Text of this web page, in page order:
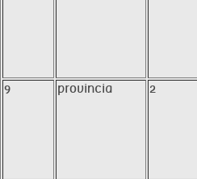
9 provincia 2